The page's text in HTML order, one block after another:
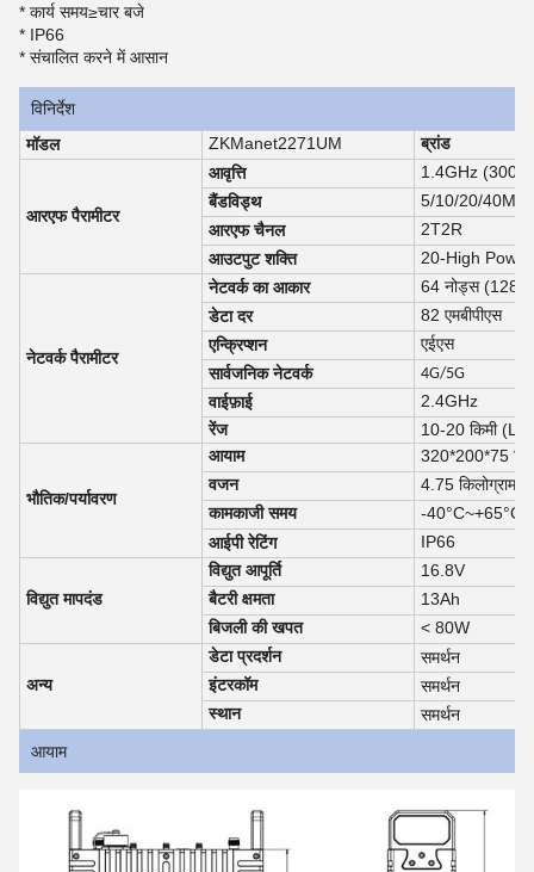
* कार्य समय≥चार बजे
* IP66
* संचालित करने में आसान
विनिर्देश
मॉडल
ZKManet2271UM ब्रांड
आरएफ पैरामीटर
आवृत्ति
1.4GHz
बैंडविड्थ
5/10/20/
आरएफ चैनल
2T2R
आउटपुट शक्ति
20-High
नेटवर्क पैरामीटर
नेटवर्क का आकार
64 नोड्स (128
डेटा दर
82 एमबीपीएस
एन्क्रिप्शन
एईएस
सार्वजनिक नेटवर्क
4G/5G
वाईफ़ाई
2.4GHz
रेंज
10-20 किमी
भौतिक/पर्यावरण
आयाम
320*200*75
वजन
4.75 किलोग्राम
कामकाजी समय
-40°C~+65°C
आईपी रेटिंग
IP66
विद्युत मापदंड
विद्युत आपूर्ति
16.8V
बैटरी क्षमता
13Ah
बिजली की खपत
< 80W
अन्य
डेटा प्रदर्शन
समर्थन
इंटरकॉम
समर्थन
स्थान
समर्थन
आयाम